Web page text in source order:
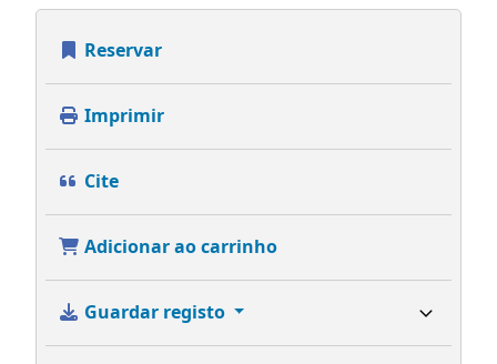
Reservar
Imprimir
Cite
Adicionar ao carrinho
Guardar registo